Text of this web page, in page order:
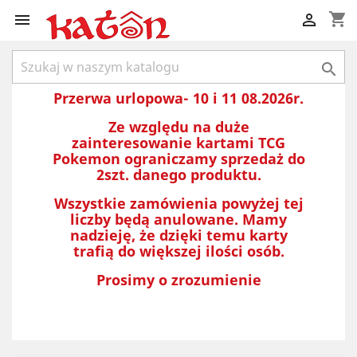
 shopping_cart


Przerwa urlopowa- 10 i 11 08.2026r.
Ze względu na duże
zainteresowanie kartami TCG
Pokemon ograniczamy sprzedaż do
2szt. danego produktu.
Wszystkie zamówienia powyżej tej
liczby będą anulowane. Mamy
nadzieję, że dzięki temu karty
trafią do większej ilości osób.
Prosimy o zrozumienie